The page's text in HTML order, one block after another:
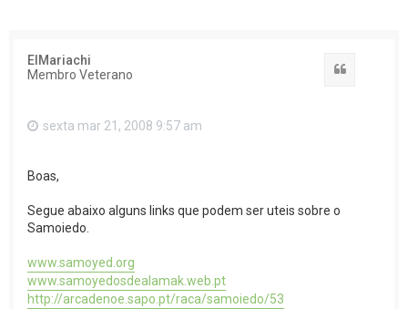
ElMariachi
Membro Veterano
sexta mar 21, 2008 9:57 am
Boas,
Segue abaixo alguns links que podem ser uteis sobre o
Samoiedo.
www.samoyed.org
www.samoyedosdealamak.web.pt
http://arcadenoe.sapo.pt/raca/samoiedo/53